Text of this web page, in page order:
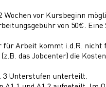
vor Kursbeginn
von 50€.
für Arbeit kommt i.d.R.
das Jobcenter) die
3 Unterstufen unterteilt.